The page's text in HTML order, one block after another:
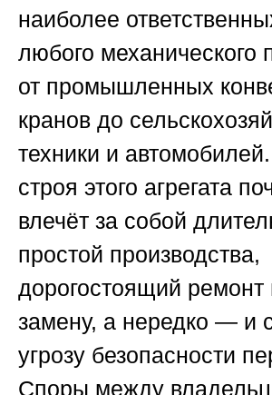
наиболее
любого
от промышленных
кранов до
техники и
строя этого агрегата
влечёт за собой
простой производства,
дорогостоящий ремонт
замену, а нередко — и
угрозу безопасности
Споры между